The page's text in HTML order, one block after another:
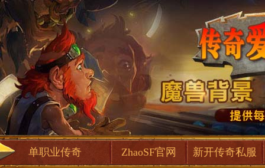
单职业传奇 ZhaoSF官网 新开传奇私服